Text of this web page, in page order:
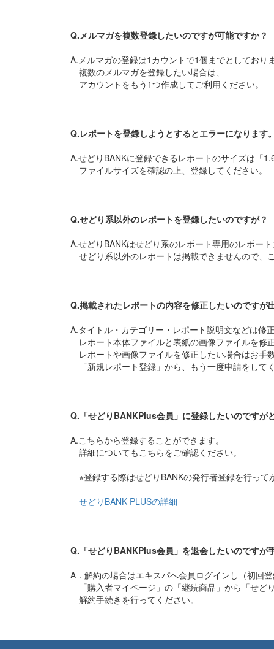
Q.メルマガを複数登録したいのですが可能ですか？
A.メルマガの登録は1カウントで1個までとしており
複数のメルマガを登録したい場合は、
アカウントをもう1つ作成してご利用ください。
Q.レポートを登録しようとするとエラーになります
A.せどりBANKに登録できるレポートのサイズは「
ファイルサイズを確認の上、登録してください。
Q.せどり系以外のレポートを登録したいのですが？
A.せどりBANKはせどり系のレポート専用のレポー
せどり系以外のレポートは掲載できませんので、
Q.掲載されたレポートの内容を修正したいのですが
A.タイトル・カテゴリー・レポート説明文などは修
レポート本体ファイルと表紙の画像ファイルを修
レポートや画像ファイルを修正したい場合はお手
「新規レポート登録」から、もう一度申請をして
Q.「せどりBANKPlus会員」に登録したいのですが
A.こちらから登録することができます。
詳細についてもこちらをご確認ください。
※登録する際はせどりBANKの発行者登録を行って
せどりBANK PLUSの詳細
Q.「せどりBANKPlus会員」を退会したいのですが
A．解約の場合はエキスパへ会員ログインし（初回
「購入者マイページ」の「継続商品」から「せど
解約手続きを行ってください。